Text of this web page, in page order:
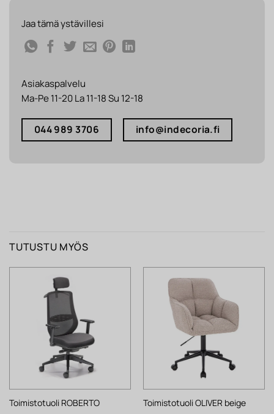
Jaa tämä ystävillesi
Asiakaspalvelu
Ma-Pe 11-20 La 11-18 Su 12-18
044 989 3706 info@indecoria.fi
TUTUSTU MYÖS
Toimistotuoli ROBERTO Toimistotuoli OLIVER beige